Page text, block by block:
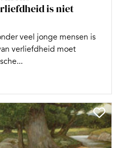
is niet
veel jonge mensen is
verliefdheid moet